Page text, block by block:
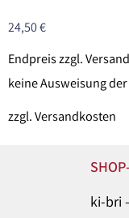
24,50€
Endpreis zzgl.
keine Ausweisung
zzgl.Versandkosten
ki-bri